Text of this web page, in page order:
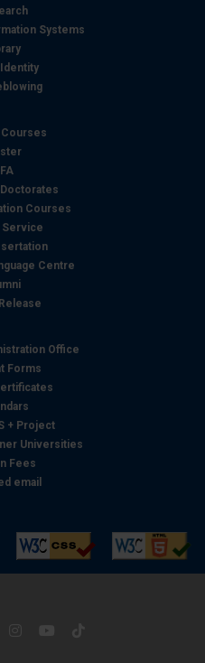
Systems
Identity
Courses
Service
Centre
Office
Forms
+ Project
Universities
Fees
email